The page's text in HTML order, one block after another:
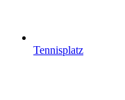
Tennisplatz